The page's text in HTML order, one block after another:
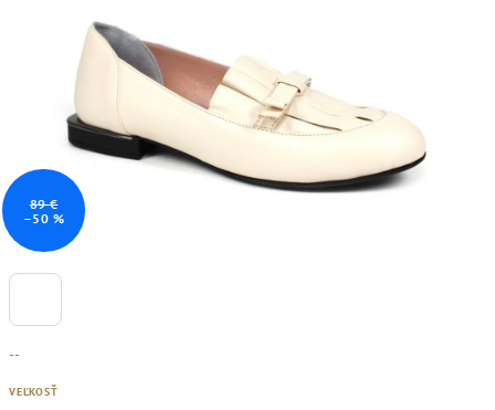
--
VEĽKOSŤ
89 €
–50 %